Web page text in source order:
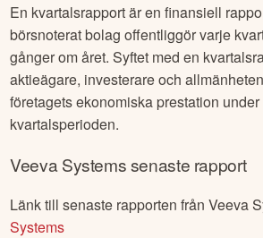
En kvartalsrapport är en finansiell
börsnoterat bolag offentliggör varje
gånger om året. Syftet med en
aktieägare, investerare och
företagets ekonomiska prestation
kvartalsperioden.
Veeva Systemssenaste rapport
Länk till senaste rapporten frånVeeva
Systems